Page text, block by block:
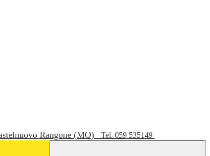
Rangone (MO) Tel. 059 535149